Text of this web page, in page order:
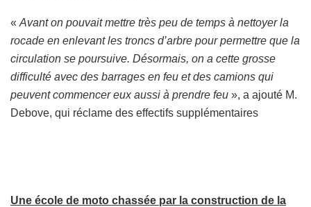
« Avant on pouvait mettre très peu de temps à nettoyer la
rocade en enlevant les troncs d’arbre pour permettre que la
circulation se poursuive. Désormais, on a cette grosse
difficulté avec des barrages en feu et des camions qui
peuvent commencer eux aussi à prendre feu », a ajouté M.
Debove, qui réclame des effectifs supplémentaires
Une école de moto chassée par la construction de la